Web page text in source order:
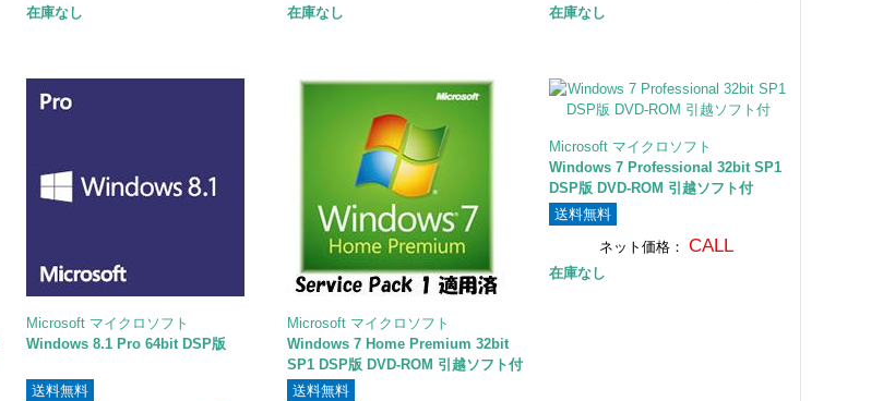
在庫なし 在庫なし 在庫なし
Microsoft マイクロソフト
Windows 8.1 Pro 64bit DSP版
送料無料
Microsoft マイクロソフト
Windows 7 Home Premium 32bit
SP1 DSP版 DVD-ROM 引越ソフト付
送料無料
Microsoft マイクロソフト
Windows 7 Professional 32bit SP1
DSP版 DVD-ROM 引越ソフト付
送料無料
ネット価格： CALL
在庫なし